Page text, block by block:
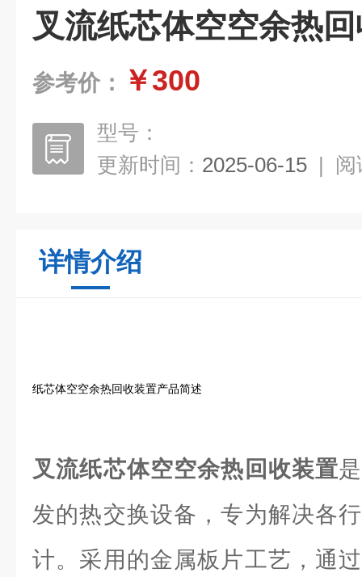
叉流纸芯体空空余热
参考价： ￥300
型号：
更新时间： 2025-06-15 | 阅
详情介绍
纸芯体空空余热回收装置产品简述
叉流纸芯体空空余热回收装置
发的热交换设备，专为解决各
计。采用的金属板片工艺，通